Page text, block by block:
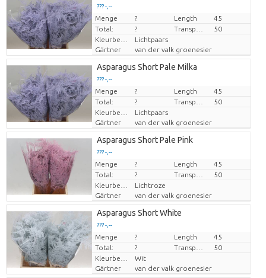
??? -,--
Preis pro Stück
Menge ? Length
45
Total:
?
50
Lichtpaars
Gärtner
van der valk groenesier
Asparagus Short Pale Milka
??? -,--
Preis pro Stück
Menge ? Length
45
Total:
?
50
Lichtpaars
Gärtner
van der valk groenesier
Asparagus Short Pale Pink
??? -,--
Preis pro Stück
Menge ? Length
45
Total:
?
50
Lichtroze
Gärtner
van der valk groenesier
Asparagus Short White
??? -,--
Preis pro Stück
Menge ? Length
45
Total:
?
50
Wit
Gärtner
van der valk groenesier